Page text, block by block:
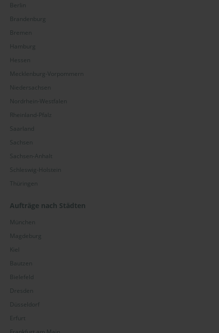
Berlin
Brandenburg
Bremen
Hamburg
Hessen
Mecklenburg-Vorpommern
Niedersachsen
Nordrhein-Westfalen
Rheinland-Pfalz
Saarland
Sachsen
Sachsen-Anhalt
Schleswig-Holstein
Thüringen
Aufträge nach Städten
München
Magdeburg
Kiel
Bautzen
Bielefeld
Dresden
Düsseldorf
Erfurt